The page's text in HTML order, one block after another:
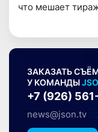
что мешает
ЗАКАЗАТЬ
У КОМАНДЫ
+7 (926)
news@json.tv